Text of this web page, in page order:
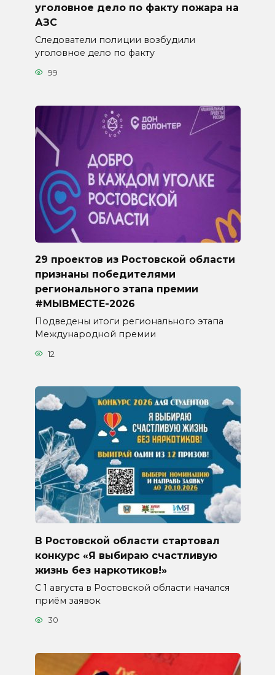
уголовное дело по факту пожара на
АЗС
Следователи полиции возбудили
уголовное дело по факту
99
29 проектов из Ростовской области
признаны победителями
регионального этапа премии
#МЫВМЕСТЕ-2026
Подведены итоги регионального этапа
Международной премии
12
В Ростовской области стартовал
конкурс «Я выбираю счастливую
жизнь без наркотиков!»
С 1 августа в Ростовской области начался
приём заявок
30